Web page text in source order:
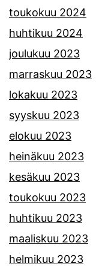
toukokuu 2024
huhtikuu 2024
joulukuu 2023
marraskuu 2023
lokakuu 2023
syyskuu 2023
elokuu 2023
heinäkuu 2023
kesäkuu 2023
toukokuu 2023
huhtikuu 2023
maaliskuu 2023
helmikuu 2023